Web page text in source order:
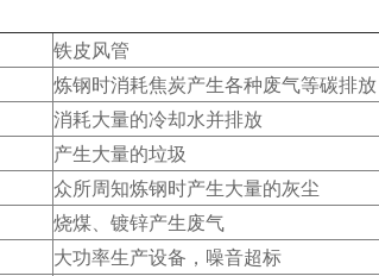
铁皮风管
炼钢时消耗焦炭产生各种废气等碳排放
消耗大量的冷却水并排放
产生大量的垃圾
众所周知炼钢时产生大量的灰尘
烧煤、镀锌产生废气
大功率生产设备，噪音超标